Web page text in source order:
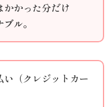
かった分だけ
ル。
（クレジットカー